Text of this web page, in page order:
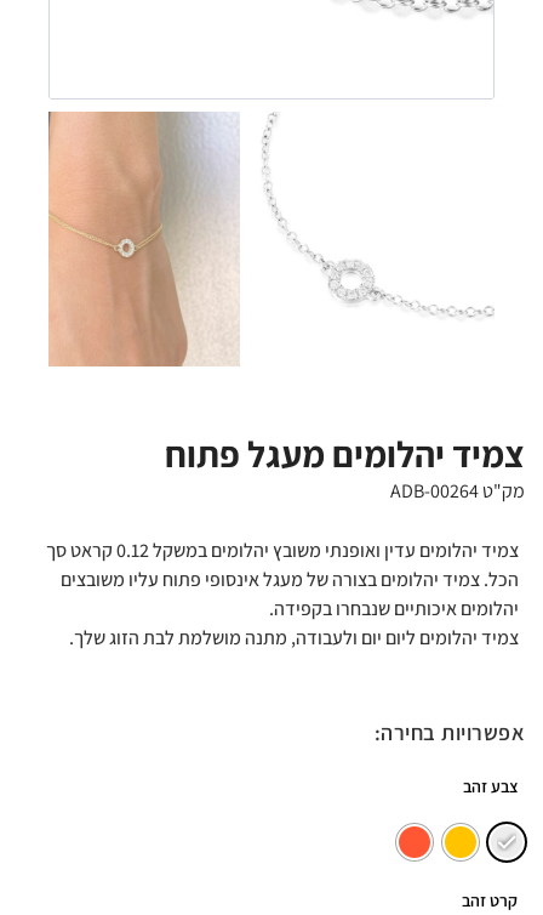
צמיד יהלומים מעגל פתוח
מק"ט ADB-00264
צמיד יהלומים עדין ואופנתי משובץ יהלומים במשקל 0.12 קראט סך
הכל. צמיד יהלומים בצורה של מעגל אינסופי פתוח עליו משובצים
יהלומים איכותיים שנבחרו בקפידה.
צמיד יהלומים ליום יום ולעבודה, מתנה מושלמת לבת הזוג שלך.
אפשרויות בחירה:
צבע זהב
קרט זהב